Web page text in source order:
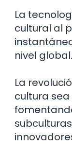
La
cultural al
nivel global.
La
cultura